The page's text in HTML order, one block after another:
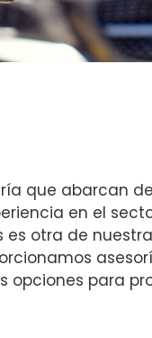
que abarcan
en el
otra de
para